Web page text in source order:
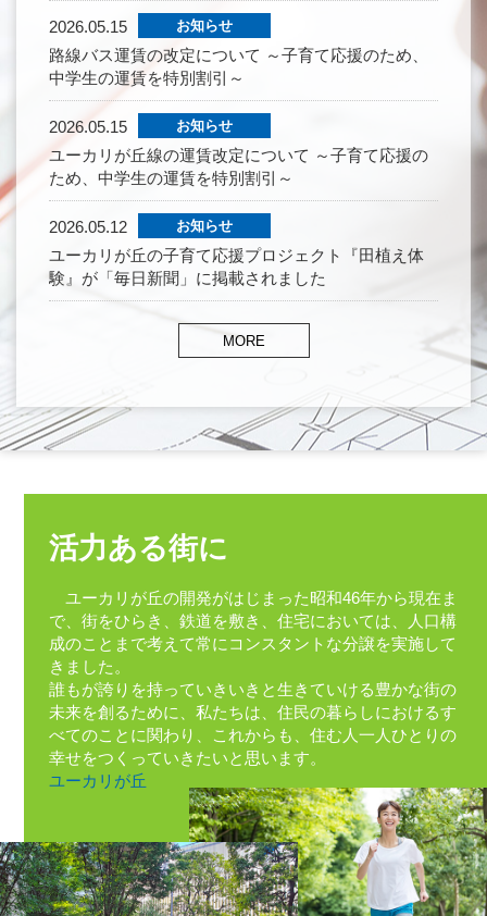
2026.05.15 お知らせ
路線バス運賃の改定について ～子育て応援のため、
中学生の運賃を特別割引～
2026.05.15 お知らせ
ユーカリが丘線の運賃改定について ～子育て応援の
ため、中学生の運賃を特別割引～
2026.05.12 お知らせ
ユーカリが丘の子育て応援プロジェクト『田植え体
験』が「毎日新聞」に掲載されました
MORE
活力ある街に
ユーカリが丘の開発がはじまった昭和46年から現在ま
で、街をひらき、鉄道を敷き、住宅においては、人口構
成のことまで考えて常にコンスタントな分譲を実施して
きました。
誰もが誇りを持っていきいきと生きていける豊かな街の
未来を創るために、私たちは、住民の暮らしにおけるす
べてのことに関わり、これからも、住む人一人ひとりの
幸せをつくっていきたいと思います。
ユーカリが丘